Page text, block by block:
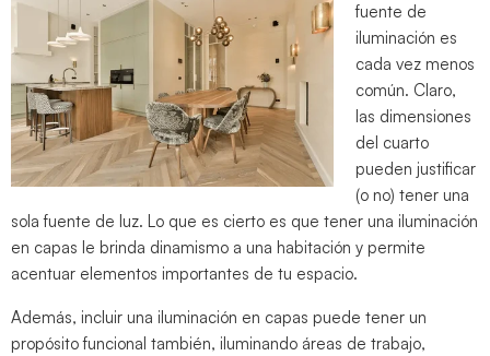
fuente de
iluminación es
cada vez menos
común. Claro,
las dimensiones
del cuarto
pueden justificar
(o no) tener una
sola fuente de luz. Lo que es cierto es que tener una iluminación
en capas le brinda dinamismo a una habitación y permite
acentuar elementos importantes de tu espacio.
Además, incluir una iluminación en capas puede tener un
propósito funcional también, iluminando áreas de trabajo,